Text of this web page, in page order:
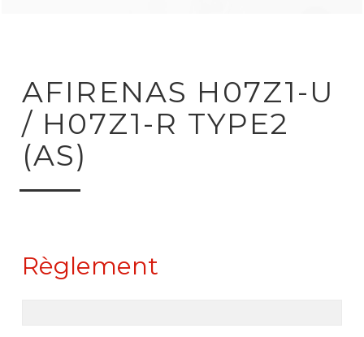
à la recherche de
AFIRENAS H07Z1-U
/ H07Z1-R TYPE2
(AS)
Règlement